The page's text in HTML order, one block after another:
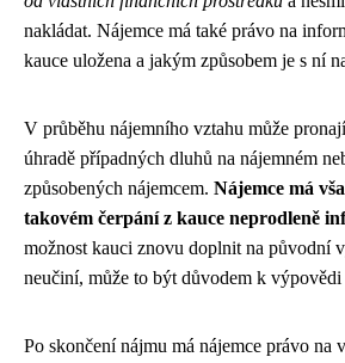
nakládat. Nájemce má také právo na
kauce uložena a jakým způsobem je s ní
V průběhu nájemního vztahu může
úhradě případných dluhů na nájemném
způsobených nájemcem. Nájemce má
takovém čerpání z kauce neprodleně
možnost kauci znovu doplnit na původní
neučiní, může to být důvodem k výpovědi
Po skončení nájmu má nájemce právo na